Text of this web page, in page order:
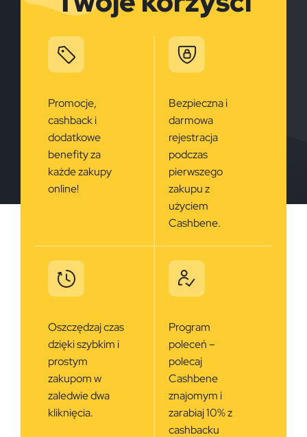
Promocje,
cashback i
dodatkowe
benefity za
każde zakupy
online!
Bezpieczna i
darmowa
rejestracja
podczas
pierwszego
zakupu z
użyciem
Cashbene.
Oszczędzaj czas
dzięki szybkim i
prostym
zakupom w
zaledwie dwa
kliknięcia.
Program
poleceń –
polecaj
Cashbene
znajomym i
zarabiaj 10% z
cashbacku